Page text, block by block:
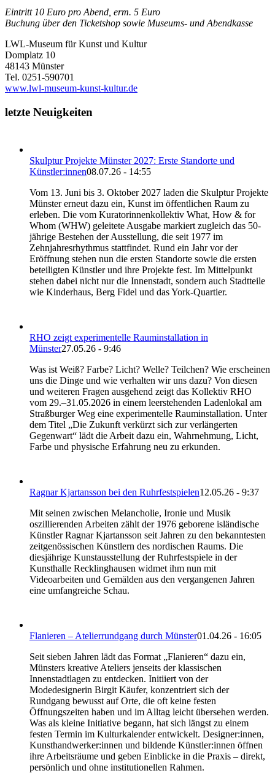
Eintritt 10 Euro pro Abend, erm. 5 Euro
Buchung über den Ticketshop sowie Museums- und Abendkasse
LWL-Museum für Kunst und Kultur
Domplatz 10
48143 Münster
Tel. 0251-590701
www.lwl-museum-kunst-kultur.de
letzte Neuigkeiten
Skulptur Projekte Münster 2027: Erste Standorte und
Künstler:innen08.07.26 - 14:55
Vom 13. Juni bis 3. Oktober 2027 laden die Skulptur Projekte
Münster erneut dazu ein, Kunst im öffentlichen Raum zu
erleben. Die vom Kuratorinnenkollektiv What, How & for
Whom (WHW) geleitete Ausgabe markiert zugleich das 50-
jährige Bestehen der Ausstellung, die seit 1977 im
Zehnjahresrhythmus stattfindet. Rund ein Jahr vor der
Eröffnung stehen nun die ersten Standorte sowie die ersten
beteiligten Künstler und ihre Projekte fest. Im Mittelpunkt
stehen dabei nicht nur die Innenstadt, sondern auch Stadtteile
wie Kinderhaus, Berg Fidel und das York-Quartier.
RHO zeigt experimentelle Rauminstallation in
Münster27.05.26 - 9:46
Was ist Weiß? Farbe? Licht? Welle? Teilchen? Wie erscheinen
uns die Dinge und wie verhalten wir uns dazu? Von diesen
und weiteren Fragen ausgehend zeigt das Kollektiv RHO
vom 29.–31.05.2026 in einem leerstehenden Ladenlokal am
Straßburger Weg eine experimentelle Rauminstallation. Unter
dem Titel „Die Zukunft verkürzt sich zur verlängerten
Gegenwart“ lädt die Arbeit dazu ein, Wahrnehmung, Licht,
Farbe und physische Erfahrung neu zu erkunden.
Ragnar Kjartansson bei den Ruhrfestspielen12.05.26 - 9:37
Mit seinen zwischen Melancholie, Ironie und Musik
oszillierenden Arbeiten zählt der 1976 geborene isländische
Künstler Ragnar Kjartansson seit Jahren zu den bekanntesten
zeitgenössischen Künstlern des nordischen Raums. Die
diesjährige Kunstausstellung der Ruhrfestspiele in der
Kunsthalle Recklinghausen widmet ihm nun mit
Videoarbeiten und Gemälden aus den vergangenen Jahren
eine umfangreiche Schau.
Flanieren – Atelierrundgang durch Münster01.04.26 - 16:05
Seit sieben Jahren lädt das Format „Flanieren“ dazu ein,
Münsters kreative Ateliers jenseits der klassischen
Innenstadtlagen zu entdecken. Initiiert von der
Modedesignerin Birgit Käufer, konzentriert sich der
Rundgang bewusst auf Orte, die oft keine festen
Öffnungszeiten haben und im Alltag leicht übersehen werden.
Was als kleine Initiative begann, hat sich längst zu einem
festen Termin im Kulturkalender entwickelt. Designer:innen,
Kunsthandwerker:innen und bildende Künstler:innen öffnen
ihre Arbeitsräume und geben Einblicke in die Praxis – direkt,
persönlich und ohne institutionellen Rahmen.